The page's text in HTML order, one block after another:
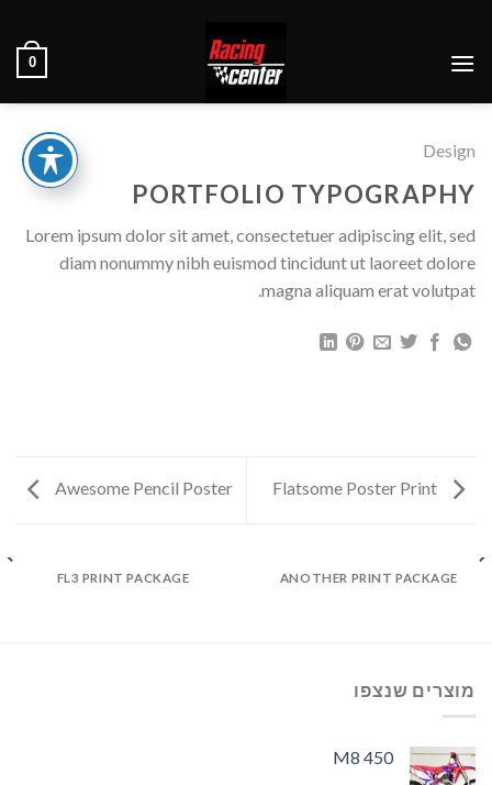
content
0
Design
PORTFOLIO TYPOGRAPHY
Lorem ipsum dolor sit amet, consectetuer adipiscing elit, sed
diam nonummy nibh euismod tincidunt ut laoreet dolore
magna aliquam erat volutpat.
Awesome Pencil Poster
ANOTHER PRINT PACKAGE
FL3 PRINT PACKAGE
מוצרים שנצפו
M8 450